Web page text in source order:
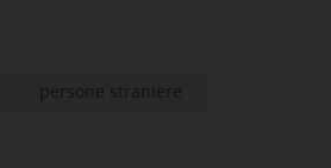
persone straniere